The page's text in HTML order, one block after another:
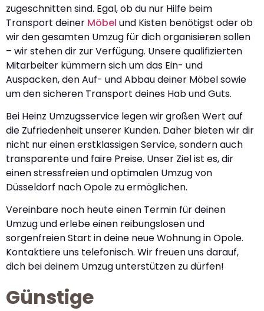
zugeschnitten sind. Egal, ob du nur Hilfe beim
Transport deiner Möbel und Kisten benötigst oder ob
wir den gesamten Umzug für dich organisieren sollen
– wir stehen dir zur Verfügung. Unsere qualifizierten
Mitarbeiter kümmern sich um das Ein- und
Auspacken, den Auf- und Abbau deiner Möbel sowie
um den sicheren Transport deines Hab und Guts.
Bei Heinz Umzugsservice legen wir großen Wert auf
die Zufriedenheit unserer Kunden. Daher bieten wir dir
nicht nur einen erstklassigen Service, sondern auch
transparente und faire Preise. Unser Ziel ist es, dir
einen stressfreien und optimalen Umzug von
Düsseldorf nach Opole zu ermöglichen.
Vereinbare noch heute einen Termin für deinen
Umzug und erlebe einen reibungslosen und
sorgenfreien Start in deine neue Wohnung in Opole.
Kontaktiere uns telefonisch. Wir freuen uns darauf,
dich bei deinem Umzug unterstützen zu dürfen!
Günstige